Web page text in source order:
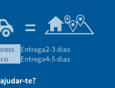
eco
Entrega2-3 dias
Entrega4-5 dias
te?